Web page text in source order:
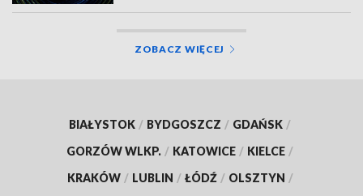
ZOBACZ WIĘCEJ
BIAŁYSTOK / BYDGOSZCZ / GDAŃSK /
GORZÓW WLKP. / KATOWICE / KIELCE /
KRAKÓW / LUBLIN / ŁÓDŹ / OLSZTYN /